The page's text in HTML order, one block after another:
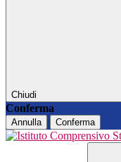
Chiudi
Conferma
Annulla Conferma